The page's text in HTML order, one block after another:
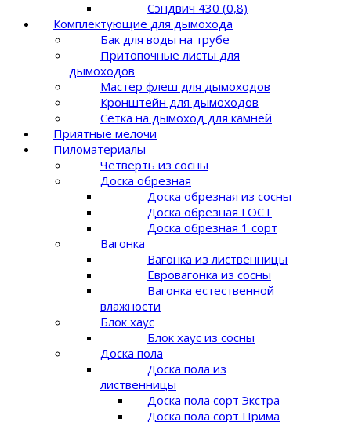
Сэндвич 430 (0,8)
Комплектующие для дымохода
Бак для воды на трубе
Притопочные листы для
дымоходов
Мастер флеш для дымоходов
Кронштейн для дымоходов
Сетка на дымоход для камней
Приятные мелочи
Пиломатериалы
Четверть из сосны
Доска обрезная
Доска обрезная из сосны
Доска обрезная ГОСТ
Доска обрезная 1 сорт
Вагонка
Вагонка из лиственницы
Евровагонка из сосны
Вагонка естественной
влажности
Блок хаус
Блок хаус из сосны
Доска пола
Доска пола из
лиственницы
Доска пола сорт Экстра
Доска пола сорт Прима